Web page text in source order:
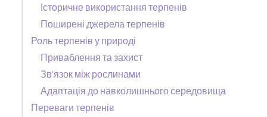
Історичне використання терпенів
Поширені джерела терпенів
Роль терпенів у природі
Приваблення та захист
Зв'язок між рослинами
Адаптація до навколишнього середовища
Переваги терпенів